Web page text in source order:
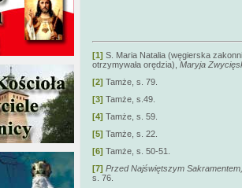
[1] S. Maria Natalia (węgierska
otrzymywała orędzia), Maryja
[2] Tamże, s. 79.
[3] Tamże, s.49.
[4] Tamże, s. 59.
[5] Tamże, s. 22.
[6] Tamże, s. 50-51.
[7] Przed Najświętszym
s. 76.